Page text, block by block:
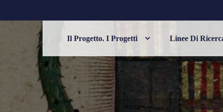
Il Progetto. I Progetti Linee Di